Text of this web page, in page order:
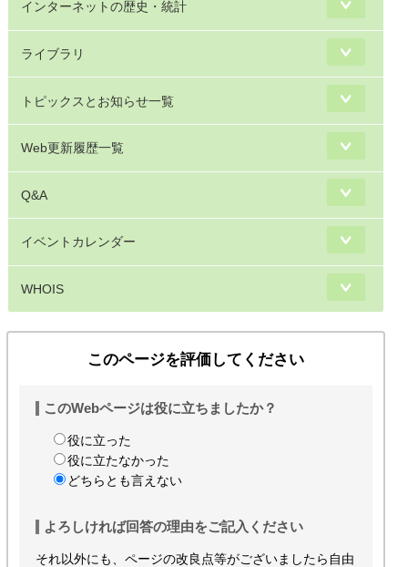
インターネットの歴史・統計
ライブラリ
トピックスとお知らせ一覧
Web更新履歴一覧
Q&A
イベントカレンダー
WHOIS
このページを評価してください
このWebページは役に立ちましたか？
役に立った
役に立たなかった
どちらとも言えない
よろしければ回答の理由をご記入ください
それ以外にも、ページの改良点等がございましたら自由